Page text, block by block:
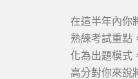
在這半年內你
熟練考試重點
化為出題模式
高分對你來說